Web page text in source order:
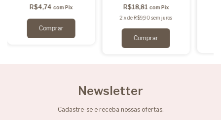
R$4,74 com Pix R$18,81 com Pix
2 xdeR$9,90 sem juros
Newsletter
Cadastre-se e receba nossas ofertas.